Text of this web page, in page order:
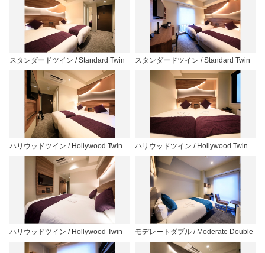
スタンダードツイン / Standard Twin スタンダードツイン / Standard Twin
ハリウッドツイン / Hollywood Twin ハリウッドツイン / Hollywood Twin
ハリウッドツイン / Hollywood Twin モデレートダブル / Moderate Double